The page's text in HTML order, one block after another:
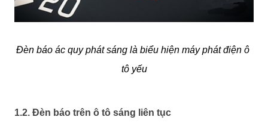
Đèn báo ác quy phát sáng là biểu hiện máy phát điện ô
tô yếu
1.2. Đèn báo trên ô tô sáng liên tục